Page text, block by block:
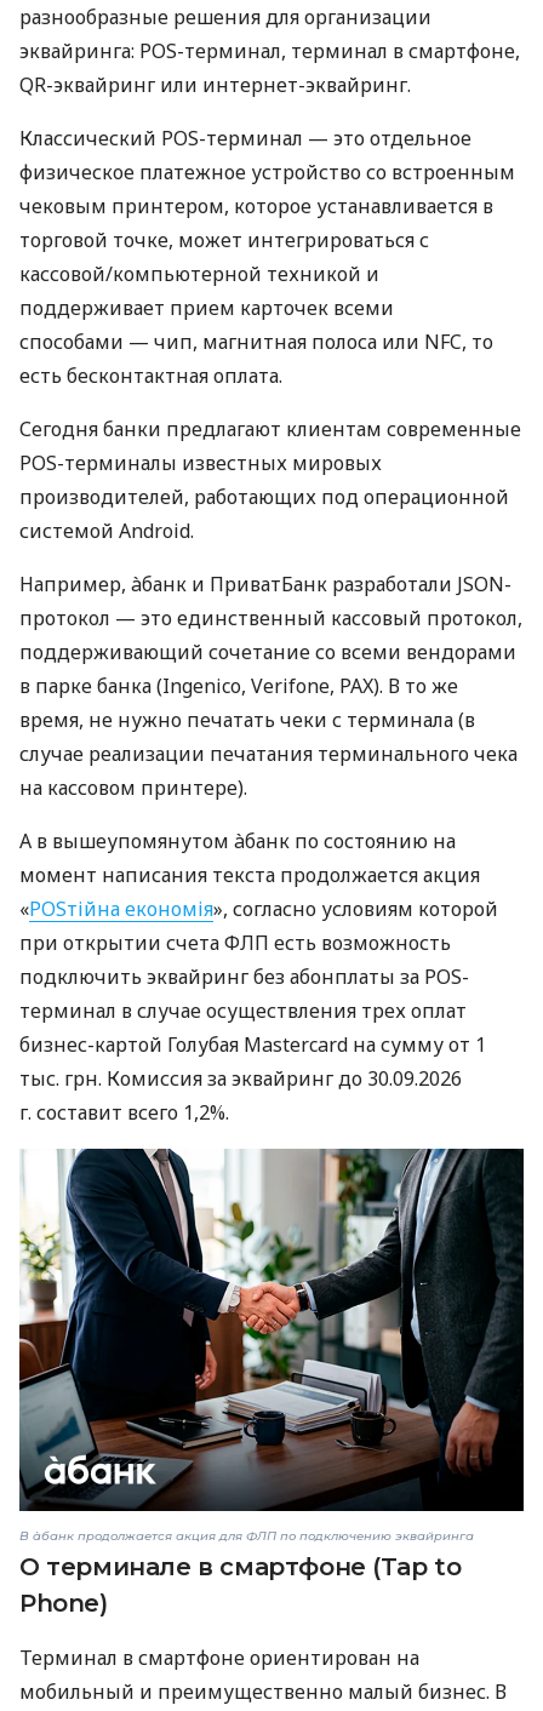
разнообразные решения для организации
эквайринга: POS-терминал, терминал в смартфоне,
QR-эквайринг или интернет-эквайринг.
Классический POS-терминал — это отдельное
физическое платежное устройство со встроенным
чековым принтером, которое устанавливается в
торговой точке, может интегрироваться с
кассовой/компьютерной техникой и
поддерживает прием карточек всеми
способами — чип, магнитная полоса или NFC, то
есть бесконтактная оплата.
Сегодня банки предлагают клиентам современные
POS-терминалы известных мировых
производителей, работающих под операционной
системой Android.
Например, àбанк и ПриватБанк разработали JSON-
протокол — это единственный кассовый протокол,
поддерживающий сочетание со всеми вендорами
в парке банка (Ingenico, Verifone, PAX). В то же
время, не нужно печатать чеки с терминала (в
случае реализации печатания терминального чека
на кассовом принтере).
А в вышеупомянутом àбанк по состоянию на
момент написания текста продолжается акция
«POSтійна економія», согласно условиям которой
при открытии счета ФЛП есть возможность
подключить эквайринг без абонплаты за POS-
терминал в случае осуществления трех оплат
бизнес-картой Голубая Mastercard на сумму от 1
тыс. грн. Комиссия за эквайринг до 30.09.2026
г. составит всего 1,2%.
В àбанк продолжается акция для ФЛП по подключению эквайринга
О терминале в смартфоне (Tap to
Phone)
Терминал в смартфоне ориентирован на
мобильный и преимущественно малый бизнес. В